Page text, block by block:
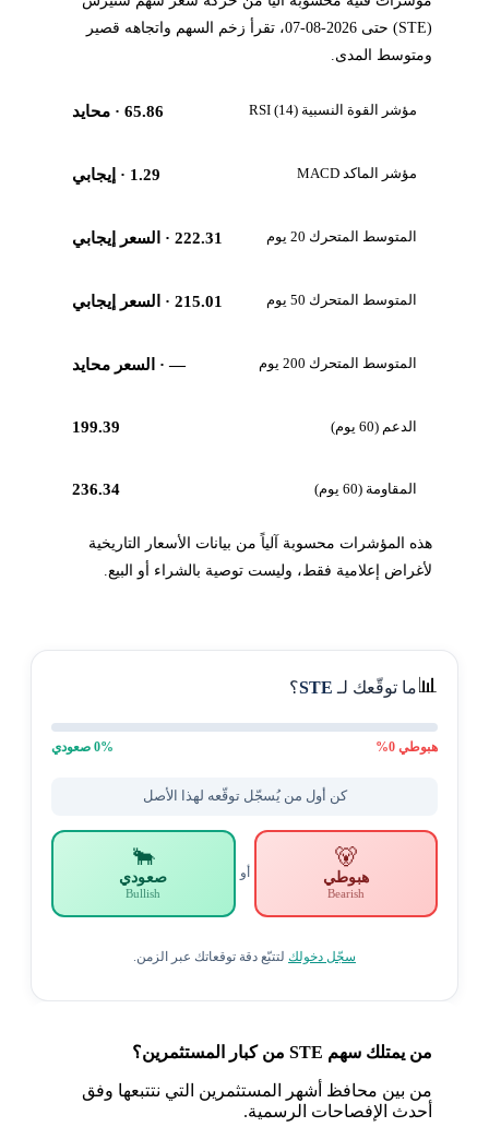
(STE) حتى 2026-08-07، تقرأ زخم السهم واتجاهه قصير
ومتوسط المدى.
مؤشر القوة النسبية RSI (14) 65.86· محايد
مؤشر الماكد MACD 1.29· إيجابي
المتوسط المتحرك 20 يوم 222.31· السعر إيجابي
المتوسط المتحرك 50 يوم 215.01· السعر إيجابي
المتوسط المتحرك 200 يوم —· السعر محايد
الدعم (60 يوم) 199.39
المقاومة (60 يوم) 236.34
هذه المؤشرات محسوبة آلياً من بيانات الأسعار التاريخية
لأغراض إعلامية فقط، وليست توصية بالشراء أو البيع.
📊ما توقّعك لـSTE؟
هبوطي0
%
0% صعودي
كن أول من يُسجّل توقّعه لهذا الأصل
🐻
هبوطي
Bearish
أو
🐂
صعودي
Bullish
سجّل دخولكلتتبّع دقة توقعاتك عبر الزمن.
من يمتلك سهم STE من كبار المستثمرين؟
من بين محافظ أشهر المستثمرين التي نتتبعها وفق
أحدث الإفصاحات الرسمية.